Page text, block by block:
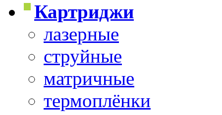
Картриджи
лазерные
струйные
матричные
термоплёнки